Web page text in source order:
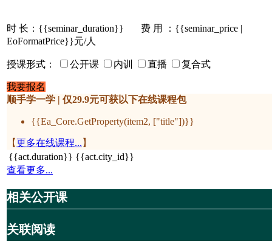
时 长： {{seminar_duration}}
费 用 ：{{seminar_price |
EoFormatPrice}}元/人
授课形式： 公开课 内训 直播 复合式
我要报名
顺手学一学 | 仅29.9元可获以下在线课程包
{{Ea_Core.GetProperty(item2, ["title"])}}
【更多在线课程... 】
{{act.duration}} {{act.city_id}}
查看更多...
相关公开课
关联阅读